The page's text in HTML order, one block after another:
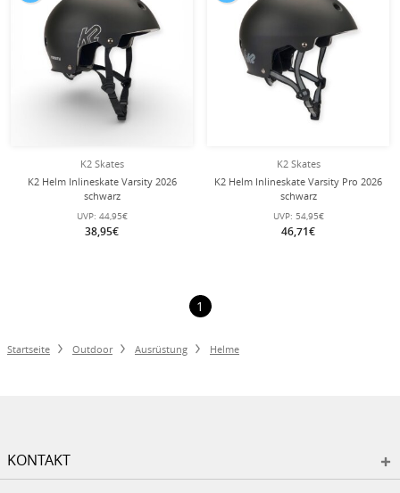
K2 Skates
K2 Helm Inlineskate Varsity 2026
schwarz
UVP: 44,95€
38,95€
K2 Skates
K2 Helm Inlineskate Varsity Pro 2026
schwarz
UVP: 54,95€
46,71€
1
Startseite Outdoor Ausrüstung Helme
KONTAKT